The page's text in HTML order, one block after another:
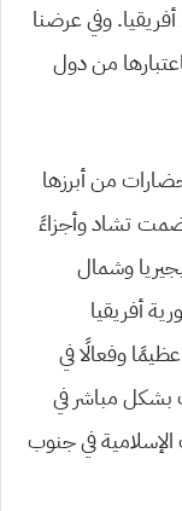
وفي عرضنا
من دول
من أبرزها
ضمت تشاد وأجزاءً
وشمال
أفريقيا
دورًا عظيمًا وفعالًا في
مباشر في
الإسلامية في جنوب